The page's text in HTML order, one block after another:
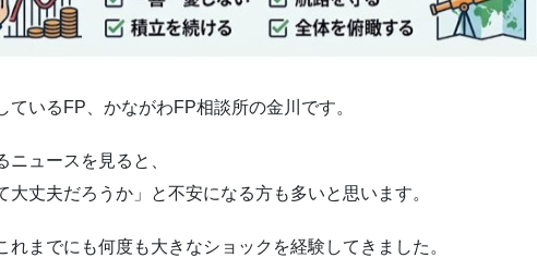
ているFP、かながわFP相談所の金川です。
ュースを見ると、
大丈夫だろうか」と不安になる方も多いと思います。
れまでにも何度も大きなショックを経験してきました。